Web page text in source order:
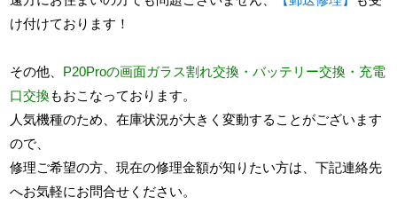
け付けております！
その他、 P20Proの画面ガラス割れ交換・バッテリー交換・充電
口交換もおこなっております。
人気機種のため、在庫状況が大きく変動することがございます
ので、
修理ご希望の方、現在の修理金額が知りたい方は、下記連絡先
へお気軽にお問合せください。